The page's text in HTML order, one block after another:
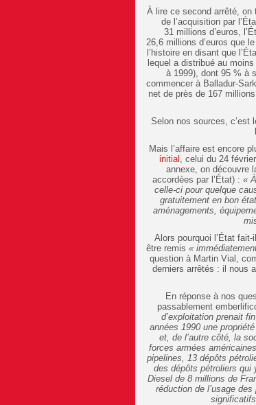
À lire ce second arrêté, on
de l’acquisition par
31 millions d’euros,
26,6 millions d’euros que
l’histoire en disant que
lequel a distribué au
à 1999), dont 95 % à
commencer à Balladur-
net de près de 167
Selon nos sources, c’est
Mais l’affaire est encore
initial
, celui du 24
annexe, on découvre
accordées par l’État) :«
celle-ci pour quelque
gratuitement en bon
aménagements,
Alors pourquoi l’État fait-
être remis«
question à Martin Vial,
derniers arrêtés : il nous
En réponse à nos
passablement
d’exploitation prenait
années 1990 une
et, de l’autre côté, la
forces armées
pipelines, 13 dépôts
des dépôts pétroliers qui
Diesel de 8 millions de
réduction de l’usage